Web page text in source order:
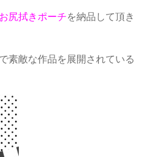
尻拭きポーチを納品して頂き
素敵な作品を展開されている